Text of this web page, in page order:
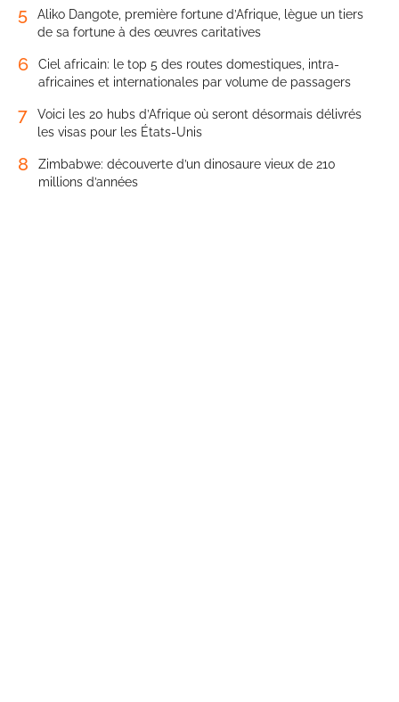
5
Aliko Dangote, première fortune d’Afrique, lègue un tiers
de sa fortune à des œuvres caritatives
6
Ciel africain: le top 5 des routes domestiques, intra-
africaines et internationales par volume de passagers
7
Voici les 20 hubs d’Afrique où seront désormais délivrés
les visas pour les États-Unis
8
Zimbabwe: découverte d’un dinosaure vieux de 210
millions d’années